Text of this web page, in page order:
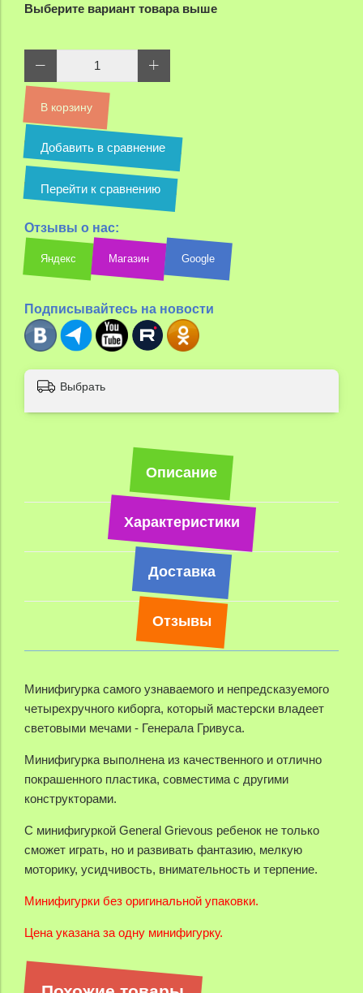
Выберите вариант товара выше
В корзину
Добавить в сравнение
Перейти к сравнению
Отзывы о нас:
Яндекс Магазин Google
Подписывайтесь на новости
Выбрать
Описание
Характеристики
Доставка
Отзывы
Минифигурка самого узнаваемого и непредсказуемого
четырехручного киборга, который мастерски владеет
световыми мечами - Генерала Гривуса.
Минифигурка выполнена из качественного и отлично
покрашенного пластика, совместима с другими
конструкторами.
С минифигуркой General Grievous ребенок не только
сможет играть, но и развивать фантазию, мелкую
моторику, усидчивость, внимательность и терпение.
Минифигурки без оригинальной упаковки.
Цена указана за одну минифигурку.